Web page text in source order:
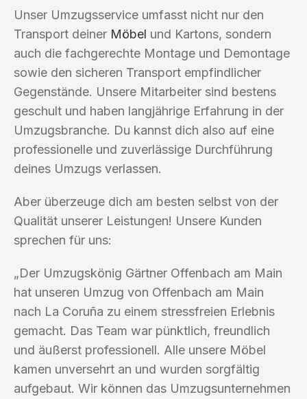
Unser Umzugsservice umfasst nicht nur den
Transport deiner Möbel und Kartons, sondern
auch die fachgerechte Montage und Demontage
sowie den sicheren Transport empfindlicher
Gegenstände. Unsere Mitarbeiter sind bestens
geschult und haben langjährige Erfahrung in der
Umzugsbranche. Du kannst dich also auf eine
professionelle und zuverlässige Durchführung
deines Umzugs verlassen.
Aber überzeuge dich am besten selbst von der
Qualität unserer Leistungen! Unsere Kunden
sprechen für uns:
„Der Umzugskönig Gärtner Offenbach am Main
hat unseren Umzug von Offenbach am Main
nach La Coruña zu einem stressfreien Erlebnis
gemacht. Das Team war pünktlich, freundlich
und äußerst professionell. Alle unsere Möbel
kamen unversehrt an und wurden sorgfältig
aufgebaut. Wir können das Umzugsunternehmen